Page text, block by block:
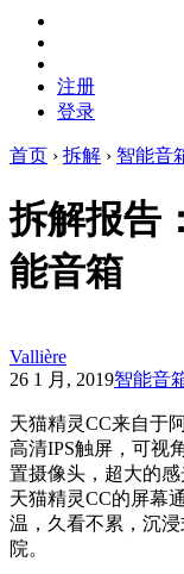
注册
登录
首页 › 拆解 › 智能音
拆解报告
能音箱
Vallière
26 1 月, 2019智能音
天猫精灵CC来自于
高清IPS触屏，可视
置摄像头，超大的
天猫精灵CC的屏幕
温，久看不累，沉
院。